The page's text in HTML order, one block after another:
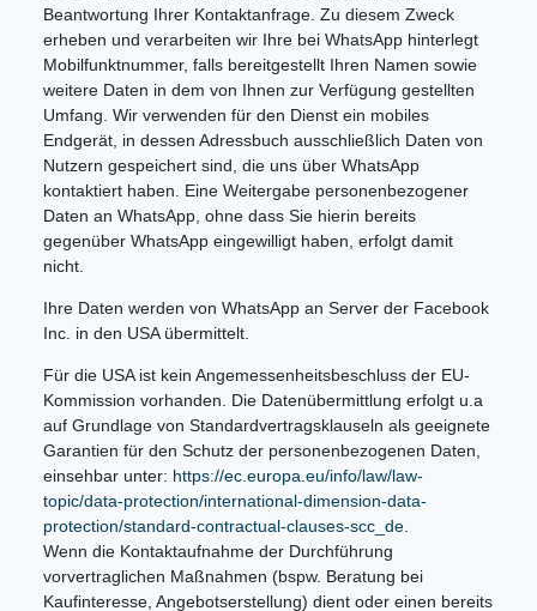
Beantwortung Ihrer Kontaktanfrage. Zu diesem Zweck
erheben und verarbeiten wir Ihre bei WhatsApp hinterlegt
Mobilfunktnummer, falls bereitgestellt Ihren Namen sowie
weitere Daten in dem von Ihnen zur Verfügung gestellten
Umfang. Wir verwenden für den Dienst ein mobiles
Endgerät, in dessen Adressbuch ausschließlich Daten von
Nutzern gespeichert sind, die uns über WhatsApp
kontaktiert haben. Eine Weitergabe personenbezogener
Daten an WhatsApp, ohne dass Sie hierin bereits
gegenüber WhatsApp eingewilligt haben, erfolgt damit
nicht.
Ihre Daten werden von WhatsApp an Server der Facebook
Inc. in den USA übermittelt.
Für die USA ist kein Angemessenheitsbeschluss der EU-
Kommission vorhanden. Die Datenübermittlung erfolgt u.a
auf Grundlage von Standardvertragsklauseln als geeignete
Garantien für den Schutz der personenbezogenen Daten,
einsehbar unter: https://ec.europa.eu/info/law/law-
topic/data-protection/international-dimension-data-
protection/standard-contractual-clauses-scc_de
Wenn die Kontaktaufnahme der Durchführung
vorvertraglichen Maßnahmen (bspw. Beratung bei
Kaufinteresse, Angebotserstellung) dient oder einen bereits